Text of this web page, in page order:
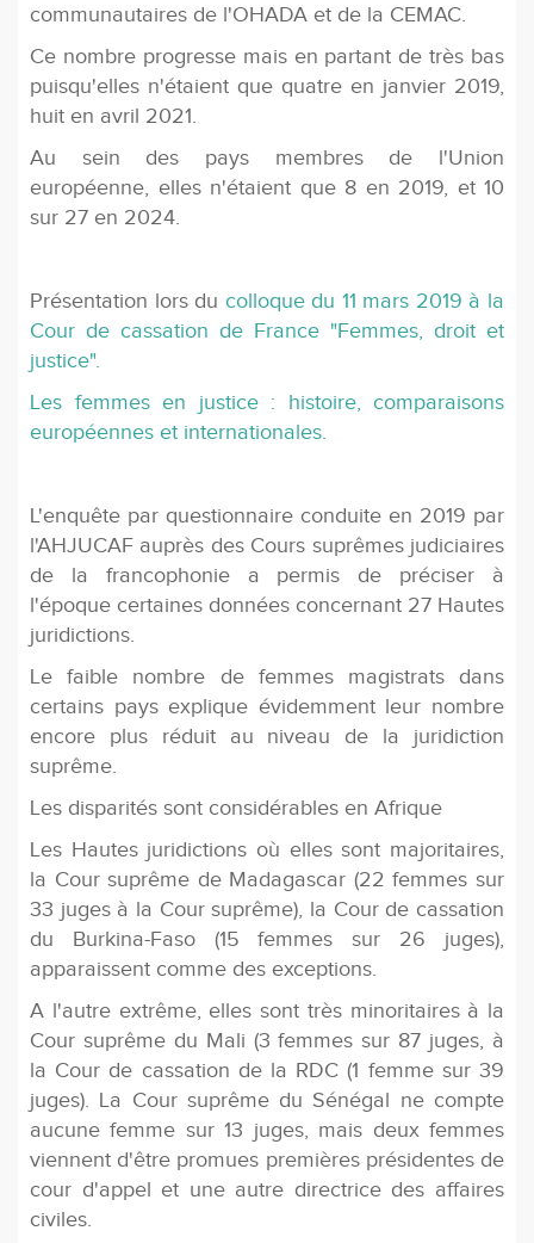
communautaires de l'OHADA et de la CEMAC.
Ce nombre progresse mais en partant de très bas
puisqu'elles n'étaient que quatre en janvier 2019,
huit en avril 2021.
Au sein des pays membres de l'Union
européenne, elles n'étaient que 8 en 2019, et 10
sur 27 en 2024.
Présentation lors du colloque du 11 mars 2019 à la
Cour de cassation de France "Femmes, droit et
justice".
Les femmes en justice : histoire, comparaisons
européennes et internationales.
L'enquête par questionnaire conduite en 2019 par
l'AHJUCAF auprès des Cours suprêmes judiciaires
de la francophonie a permis de préciser à
l'époque certaines données concernant 27 Hautes
juridictions.
Le faible nombre de femmes magistrats dans
certains pays explique évidemment leur nombre
encore plus réduit au niveau de la juridiction
suprême.
Les disparités sont considérables en Afrique
Les Hautes juridictions où elles sont majoritaires,
la Cour suprême de Madagascar (22 femmes sur
33 juges à la Cour suprême), la Cour de cassation
du Burkina-Faso (15 femmes sur 26 juges),
apparaissent comme des exceptions.
A l'autre extrême, elles sont très minoritaires à la
Cour suprême du Mali (3 femmes sur 87 juges, à
la Cour de cassation de la RDC (1 femme sur 39
juges). La Cour suprême du Sénégal ne compte
aucune femme sur 13 juges, mais deux femmes
viennent d'être promues premières présidentes de
cour d'appel et une autre directrice des affaires
civiles.